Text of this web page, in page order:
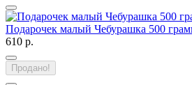
Подарочек малый Чебурашка 500
610 р.
Продано!